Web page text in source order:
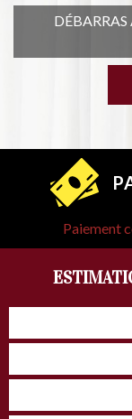
Paiement